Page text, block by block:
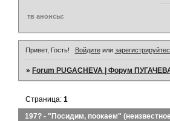
тв анонсы:
Привет, Гость! Войдитеили
»Forum PUGACHEVA | Форум
197? - "Посидим, поокаем"
Страница:1